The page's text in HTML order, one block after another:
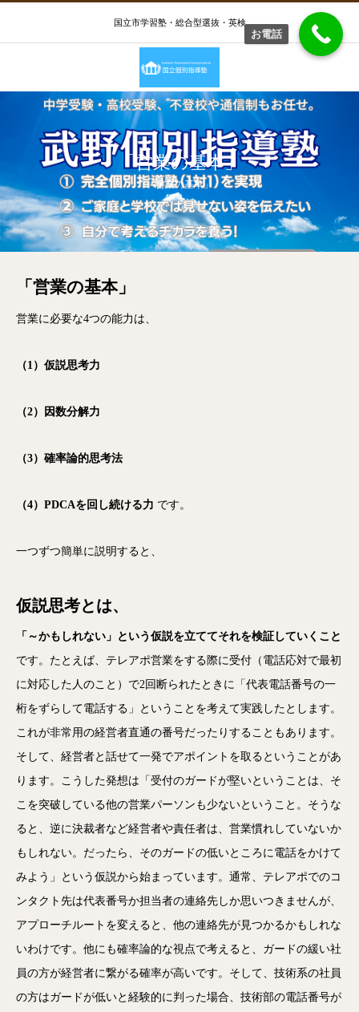
国立市学習塾・総合型選抜・英検
「営業の基本」
「営業の基本」
「営業の基本」
営業に必要な4つの能力は、
（1）仮説思考力
（2）因数分解力
（3）確率論的思考法
（4）PDCAを回し続ける力 です。
一つずつ簡単に説明すると、
仮説思考とは、
「～かもしれない」という仮説を立ててそれを検証していくこと
です。たとえば、テレアポ営業をする際に受付（電話応対で最初
に対応した人のこと）で2回断られたときに「代表電話番号の一
桁をずらして電話する」ということを考えて実践したとします。
これが非常用の経営者直通の番号だったりすることもあります。
そして、経営者と話せて一発でアポイントを取るということがあ
ります。こうした発想は「受付のガードが堅いということは、そ
こを突破している他の営業パーソンも少ないということ。そうな
ると、逆に決裁者など経営者や責任者は、営業慣れしていないか
もしれない。だったら、そのガードの低いところに電話をかけて
みよう」という仮説から始まっています。通常、テレアポでのコ
ンタクト先は代表番号か担当者の連絡先しか思いつきませんが、
アプローチルートを変えると、他の連絡先が見つかるかもしれな
いわけです。他にも確率論的な視点で考えると、ガードの緩い社
員の方が経営者に繋がる確率が高いです。そして、技術系の社員
の方はガードが低いと経験的に判った場合、技術部の電話番号が
お電話